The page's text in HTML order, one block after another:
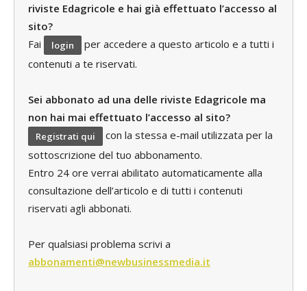
riviste Edagricole e hai già effettuato l’accesso al
sito?
Fai
login
per accedere a questo articolo e a tutti i
contenuti a te riservati.
Sei abbonato ad una delle riviste Edagricole ma
non hai mai effettuato l’accesso al sito?
Registrati qui
con la stessa e-mail utilizzata per la
sottoscrizione del tuo abbonamento.
Entro 24 ore verrai abilitato automaticamente alla
consultazione dell’articolo e di tutti i contenuti
riservati agli abbonati.
Per qualsiasi problema scrivi a
abbonamenti@newbusinessmedia.it